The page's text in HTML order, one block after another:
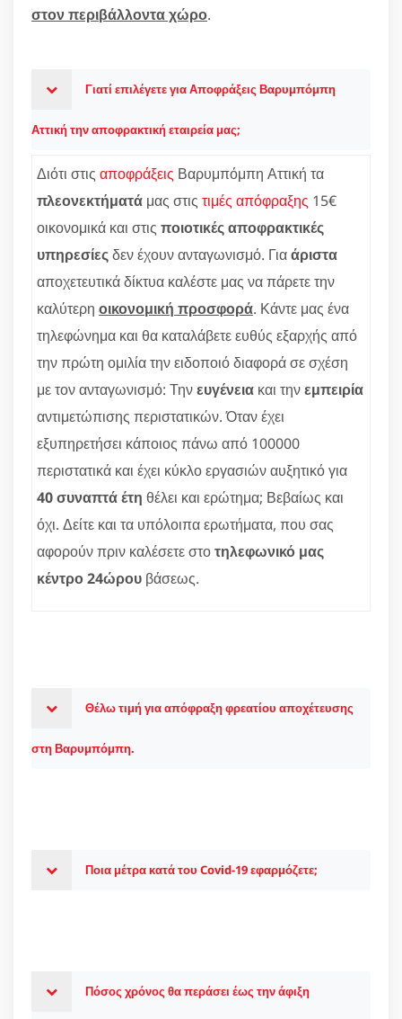
στον περιβάλλοντα χώρο.
Γιατί επιλέγετε για Αποφράξεις Βαρυμπόμπη
Αττική την αποφρακτική εταιρεία μας;
Διότι στις αποφράξεις Βαρυμπόμπη Αττική τα
πλεονεκτήματά μας στις τιμές απόφραξης 15€
οικονομικά και στις ποιοτικές αποφρακτικές
υπηρεσίεςδεν έχουν ανταγωνισμό. Γιαάριστα
αποχετευτικά δίκτυα καλέστε μας να πάρετε την
καλύτερη οικονομική προσφορά. Κάντε μας ένα
τηλεφώνημα και θα καταλάβετε ευθύς εξαρχής από
την πρώτη ομιλία την ειδοποιό διαφορά σε σχέση
με τον ανταγωνισμό: Τηνευγένεια και τηνεμπειρία
αντιμετώπισης περιστατικών. Όταν έχει
εξυπηρετήσει κάποιος πάνω από 100000
περιστατικά και έχει κύκλο εργασιών αυξητικό για
40 συναπτά έτη θέλει και ερώτημα; Βεβαίως και
όχι. Δείτε και τα υπόλοιπα ερωτήματα, που σας
αφορούν πριν καλέσετε στοτηλεφωνικό μας
κέντρο 24ώρου βάσεως.
Θέλω τιμή για απόφραξη φρεατίου αποχέτευσης
στη Βαρυμπόμπη.
Ποια μέτρα κατά του Covid-19 εφαρμόζετε;
Πόσος χρόνος θα περάσει έως την άφιξη